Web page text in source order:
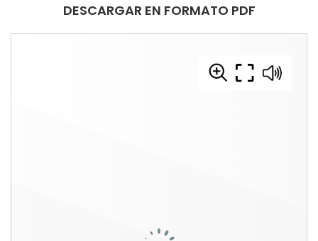
DESCARGAR EN FORMATO PDF